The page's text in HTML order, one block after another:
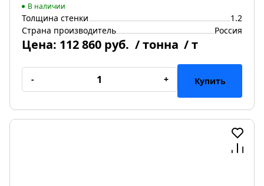
В наличии
Толщина стенки
1.2
Страна производитель
Россия
Цена: 112 860 руб. / тонна / т
- + Купить